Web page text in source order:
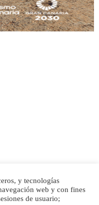
de privacidad
y tecnologías
web y con fines
de usuario;